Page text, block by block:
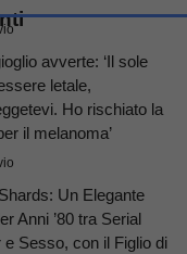
avverte: ‘Il sole
letale,
Ho rischiato la
il melanoma’
Un Elegante
Anni ’80 tra Serial
e Sesso, con il Figlio di